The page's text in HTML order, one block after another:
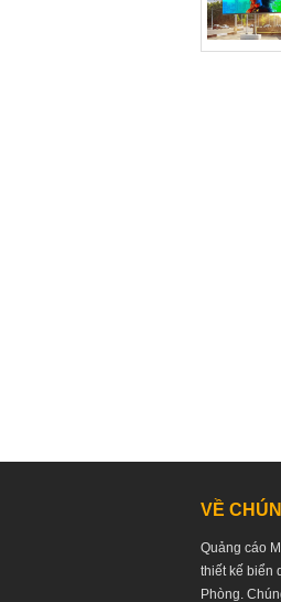
VỀ
Quảng cáo
thiết kế biển
Phòng.